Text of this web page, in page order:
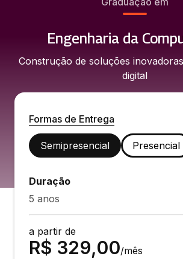
Engenharia da
Construção de soluções
digital
Formas de Entrega
Semipresencial Presencial
Duração
5 anos
a partir de
R$ 329,00/mês